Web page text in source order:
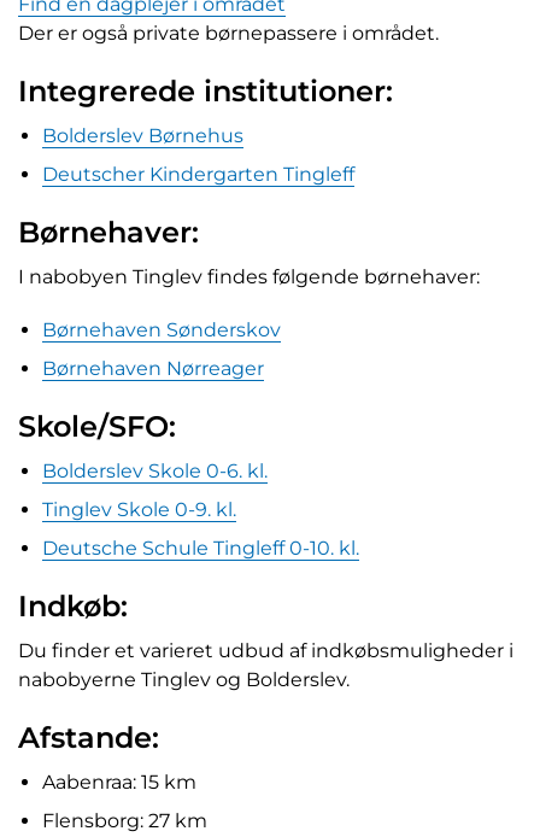
Find en dagplejer i området
Der er også private børnepassere i området.
Integrerede institutioner:
Bolderslev Børnehus
Deutscher Kindergarten Tingleff
Børnehaver:
I nabobyen Tinglev findes følgende børnehaver:
Børnehaven Sønderskov
Børnehaven Nørreager
Skole/SFO:
Bolderslev Skole 0-6. kl.
Tinglev Skole 0-9. kl.
Deutsche Schule Tingleff 0-10. kl.
Indkøb:
Du finder et varieret udbud af indkøbsmuligheder i
nabobyerne Tinglev og Bolderslev.
Afstande:
Aabenraa: 15 km
Flensborg: 27 km